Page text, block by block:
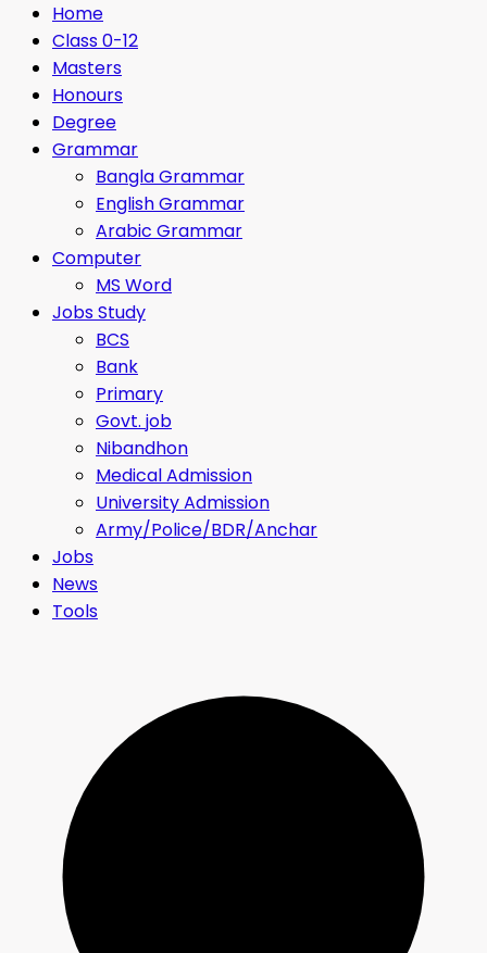
Home
Class 0-12
Masters
Honours
Degree
Grammar
Bangla Grammar
English Grammar
Arabic Grammar
Computer
MS Word
Jobs Study
BCS
Bank
Primary
Govt. job
Nibandhon
Medical Admission
University Admission
Army/Police/BDR/Anchar
Jobs
News
Tools